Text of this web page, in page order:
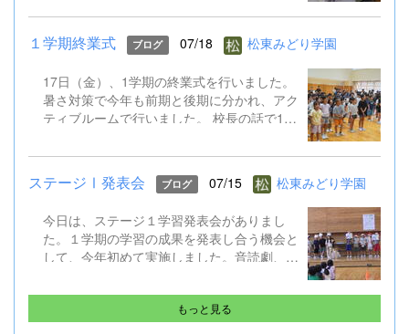
行くことになっています。そこでは、英語を
ふんだんに使って海外体験を積むものです。
今日はALTとともに、そのプチ体験を味わい
ってきたら英語がペラペラになっていると思
います!
１学期終業式 ブログ 07/18 松東みどり学園
17日（金）、1学期の終業式を行いました。
暑さ対策で今年も前期と後期に分かれ、アク
ティブルームで行いました。 校長の話で1学
導の話では校下で起こった先日の水難事故も
引き合いに、自分の命を守る行動やSNSでの
トラブル防止など確認しました。 そして、
期課程からはメッセージの贈呈もありまし
た。 夏休み明け、また元気に会えることを
楽しみにしています。 保護者や地域の皆様
ステージⅠ発表会 ブログ 07/15 松東みどり学園
今日は、ステージ１学習発表会がありまし
た。１学期の学習の成果を発表し合う機会と
して、今年初めて実施しました。音読劇、合
て、練習の成果も出ていました。
もっと見る